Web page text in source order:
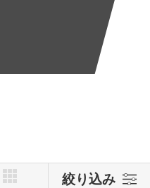
絞り込み